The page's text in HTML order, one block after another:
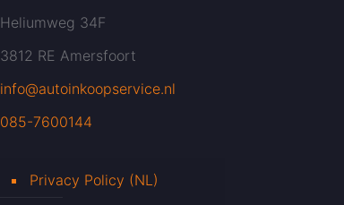
Heliumweg 34F
3812 RE Amersfoort
info@autoinkoopservice.nl
085-7600144
Privacy Policy (NL)